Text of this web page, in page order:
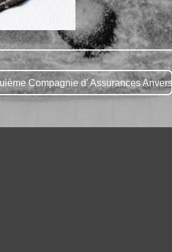
Compagnie d' Assurances Anvers